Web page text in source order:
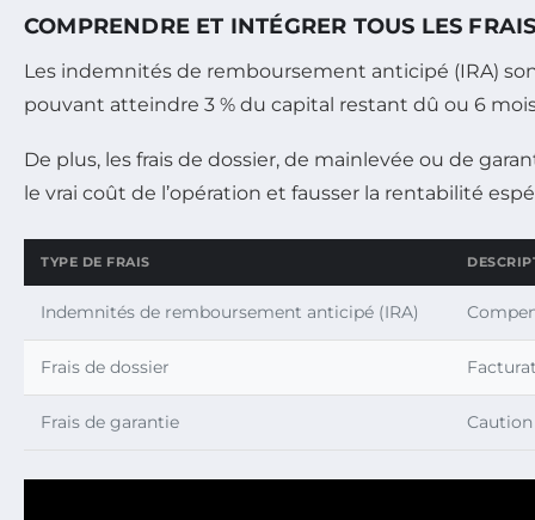
COMPRENDRE ET INTÉGRER TOUS LES
Les indemnités de remboursement anticipé (IRA)
pouvant atteindre 3 % du capital restant dû ou 6
De plus, les frais de dossier, de mainlevée ou de
le vrai coût de l’opération et fausser la rentabilité
TYPE DE FRAIS
Indemnités de remboursement anticipé (IRA)
Frais de dossier
Frais de garantie